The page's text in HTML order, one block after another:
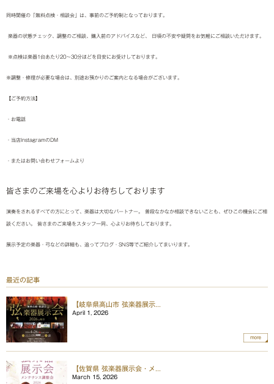
同時開催の「無料点検・相談会」は、事前のご予約制となっております。
楽器の状態チェック、調整のご相談、購入前のアドバイスなど、 日頃の不安や疑問をお気軽にご相談いただけます。
※点検は楽器1台あたり20〜30分ほどを目安にお受けしております。
※調整・修理が必要な場合は、別途お預かりのご案内となる場合がございます。
【ご予約方法】
・お電話
・当店InstagramのDM
・またはお問い合わせフォームより
皆さまのご来場を心よりお待ちしております
演奏をされるすべての方にとって、楽器は大切なパートナー。 普段なかなか相談できないことも、ぜひこの機会にご相
談ください。 皆さまのご来場をスタッフ一同、心よりお待ちしております。
展示予定の楽器・弓などの詳細も、追ってブログ・SNS等でご紹介してまいります。
最近の記事
【岐阜県高山市 弦楽器展示...
April 1, 2026
【佐賀県 弦楽器展示会・メ...
March 15, 2026